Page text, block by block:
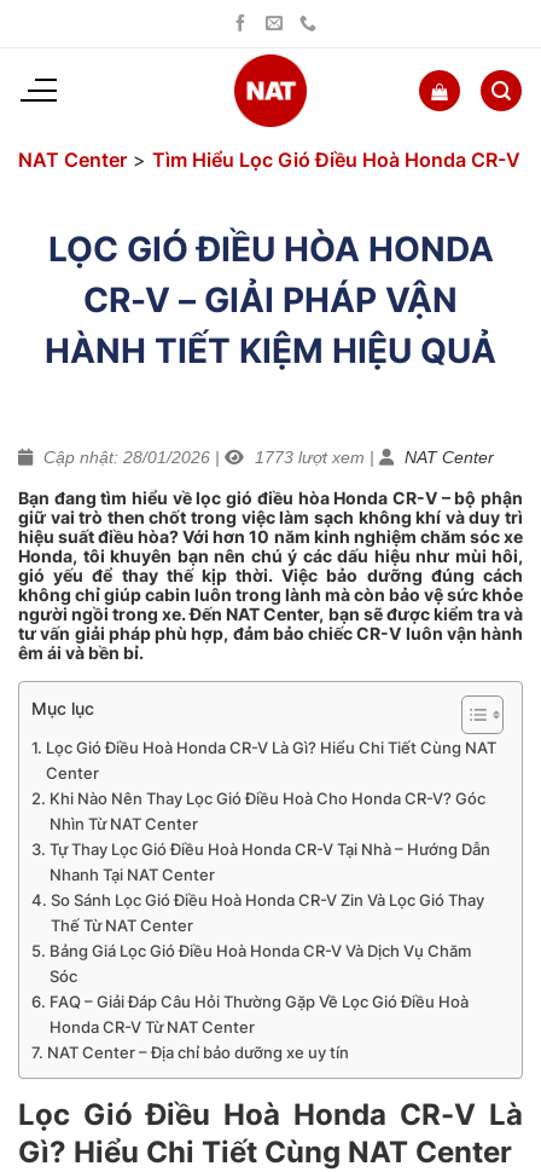
dung
NAT Center > Tìm Hiểu Lọc Gió Điều Hoà Honda CR-V
LỌC GIÓ ĐIỀU HÒA HONDA
CR-V – GIẢI PHÁP VẬN
HÀNH TIẾT KIỆM HIỆU QUẢ
Cập nhật: 28/01/2026 | 1773 lượt xem | NAT Center
Bạn đang tìm hiểu về lọc gió điều hòa Honda CR-V – bộ phận
giữ vai trò then chốt trong việc làm sạch không khí và duy trì
hiệu suất điều hòa? Với hơn 10 năm kinh nghiệm chăm sóc xe
Honda, tôi khuyên bạn nên chú ý các dấu hiệu như mùi hôi,
gió yếu để thay thế kịp thời. Việc bảo dưỡng đúng cách
không chỉ giúp cabin luôn trong lành mà còn bảo vệ sức khỏe
người ngồi trong xe. Đến NAT Center, bạn sẽ được kiểm tra và
tư vấn giải pháp phù hợp, đảm bảo chiếc CR-V luôn vận hành
êm ái và bền bỉ.
Mục lục
Lọc Gió Điều Hoà Honda CR-V Là Gì? Hiểu Chi Tiết Cùng NAT
Center
Khi Nào Nên Thay Lọc Gió Điều Hoà Cho Honda CR-V? Góc
Nhìn Từ NAT Center
Tự Thay Lọc Gió Điều Hoà Honda CR-V Tại Nhà – Hướng Dẫn
Nhanh Tại NAT Center
So Sánh Lọc Gió Điều Hoà Honda CR-V Zin Và Lọc Gió Thay
Thế Từ NAT Center
Bảng Giá Lọc Gió Điều Hoà Honda CR-V Và Dịch Vụ Chăm
Sóc
FAQ – Giải Đáp Câu Hỏi Thường Gặp Về Lọc Gió Điều Hoà
Honda CR-V Từ NAT Center
NAT Center – Địa chỉ bảo dưỡng xe uy tín
Lọc Gió Điều Hoà Honda CR-V Là
Gì? Hiểu Chi Tiết Cùng NAT Center